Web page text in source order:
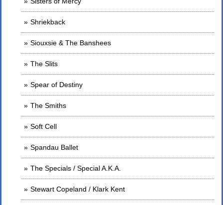
Shriekback
Siouxsie & The Banshees
The Slits
Spear of Destiny
The Smiths
Soft Cell
Spandau Ballet
The Specials / Special A.K.A.
Stewart Copeland / Klark Kent